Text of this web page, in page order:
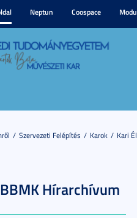
Neptun Coospace
Szervezeti Felépítés Karok Kari
Hírarchívum